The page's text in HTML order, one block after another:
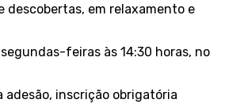
descobertas, em relaxamento e
feiras às 14:30 horas, no
inscrição obrigatória